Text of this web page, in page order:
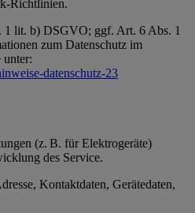
Richtlinien.
1 lit. b) DSGVO; ggf. Art. 6 Abs. 1
zum Datenschutz im
unter:
datenschutz-23
(z. B. für Elektrogeräte)
des Service.
Kontaktdaten, Gerätedaten,